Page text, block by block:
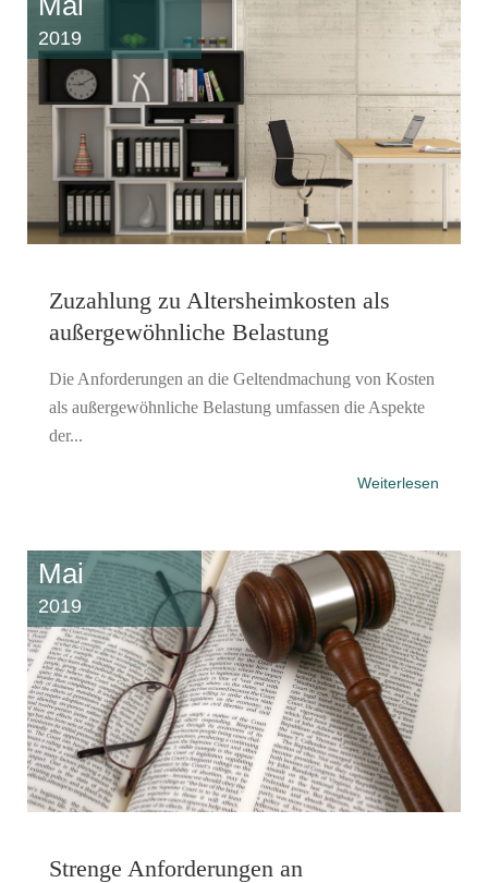
2019
Zuzahlung zu Altersheimkosten als
außergewöhnliche Belastung
Die Anforderungen an die Geltendmachung von Kosten
als außergewöhnliche Belastung umfassen die Aspekte
der...
Weiterlesen
Mai
2019
Strenge Anforderungen an